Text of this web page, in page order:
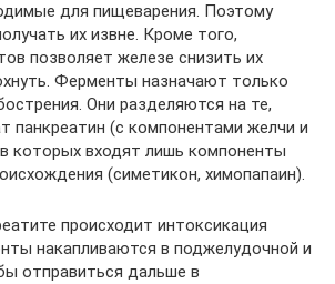
для пищеварения. Поэтому
их извне. Кроме того,
позволяет железе снизить их
Ферменты назначают только
Они разделяются на те,
панкреатин (с компонентами желчи и
которых входят лишь компоненты
(симетикон, химопапаин).
происходит интоксикация
накапливаются в поджелудочной и
отправиться дальше в